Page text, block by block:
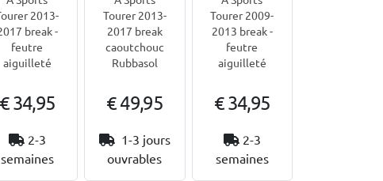
2013-
break -
feutre
aiguilleté
€ 34,95
2-3
semaines
Tourer 2013-
2017 break
caoutchouc
Rubbasol
€ 49,95
1-3 jours
ouvrables
Tourer 2009-
2013 break -
feutre
aiguilleté
€ 34,95
2-3
semaines